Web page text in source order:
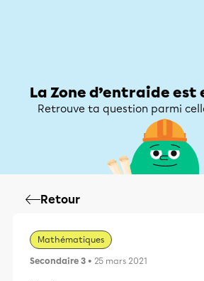
La Zone d’entraide
Retrouve ta question parmi
Retour
Mathématiques
Secondaire 3 • 25 mars 2021